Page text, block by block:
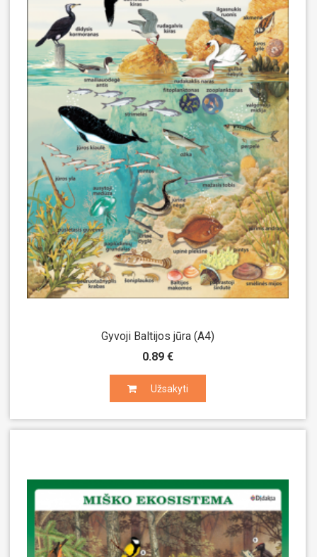
Gyvoji Baltijos jūra (A4)
0.89 €
Užsakyti
Užsakyti